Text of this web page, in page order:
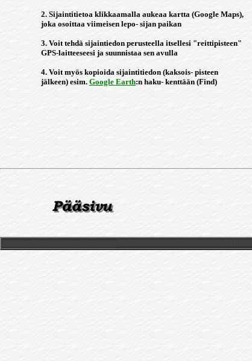
2. Sijaintitietoa klikkaamalla aukeaa kartta (Google Maps),
joka osoittaa viimeisen lepo- sijan paikan
3. Voit tehdä sijaintiedon perusteella itsellesi "reittipisteen"
GPS-laitteeseesi ja suunnistaa sen avulla
4. Voit myös kopioida sijaintitiedon (kaksois- pisteen
jälkeen) esim. Google Earth:n haku- kenttään (Find)